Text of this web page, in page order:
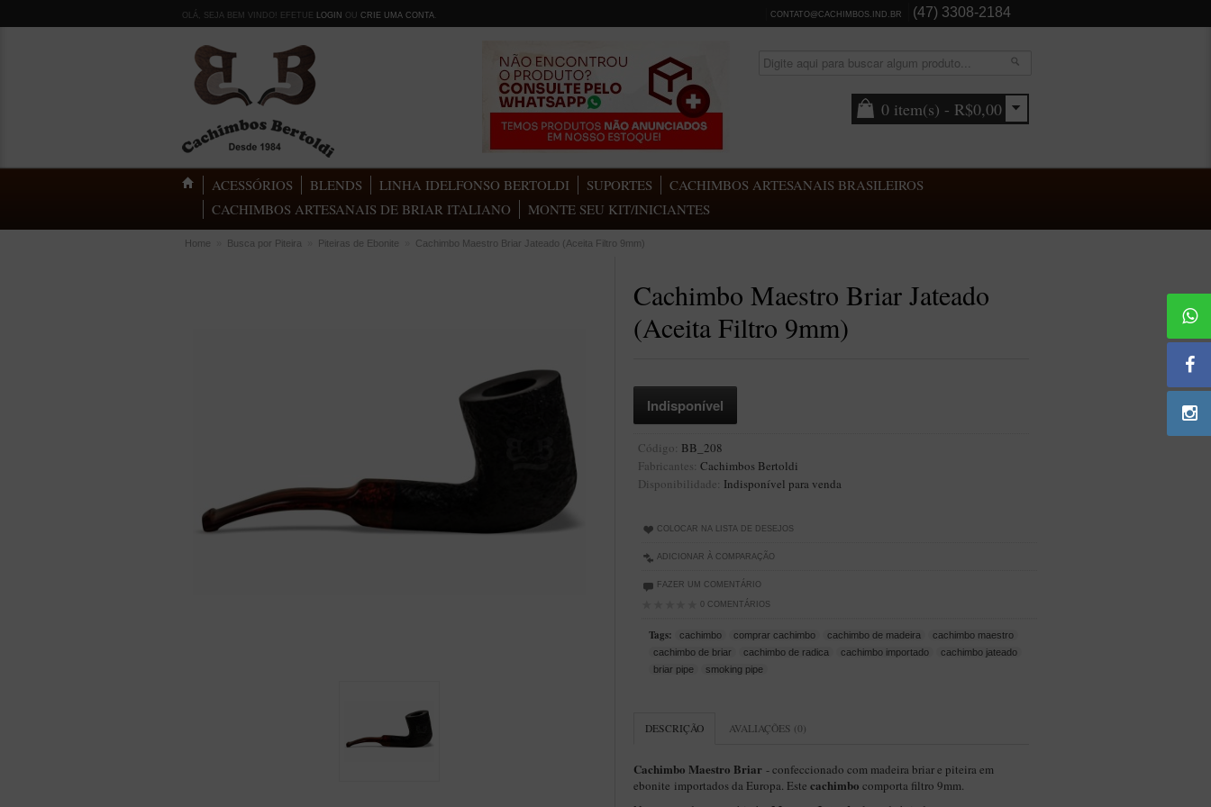
CONTATO@CACHIMBOS.IND.BR (47) 3308-2184
OLÁ, SEJA BEM VINDO! EFETUE LOGIN OU CRIE UMA CONTA.
0 item(s) - R$0,00
ACESSÓRIOS BLENDS LINHA IDELFONSO BERTOLDI SUPORTES
CACHIMBOS ARTESANAIS BRASILEIROS
CACHIMBOS ARTESANAIS DE BRIAR ITALIANO
MONTE SEU KIT/INICIANTES
Home Busca por Piteira Piteiras de Ebonite Cachimbo Maestro Briar Jateado (Aceita Filtro 9mm)
Cachimbo Maestro Briar Jateado
(Aceita Filtro 9mm)
Código: BB_208
Fabricantes: Cachimbos Bertoldi
Disponibilidade: Indisponível para venda
COLOCAR NA LISTA DE DESEJOS
ADICIONAR À COMPARAÇÃO
FAZER UM COMENTÁRIO
0 COMENTÁRIOS
Tags: cachimbo comprar cachimbo cachimbo de madeira
cachimbo maestro
cachimbo de briar
cachimbo de radica cachimbo importado
cachimbo jateado
briar pipe
smoking pipe
DESCRIÇÃO AVALIAÇÕES (0)
Cachimbo Maestro Briar - confeccionado com madeira briar e piteira em
ebonite importados da Europa. Este cachimbo comporta filtro 9mm.